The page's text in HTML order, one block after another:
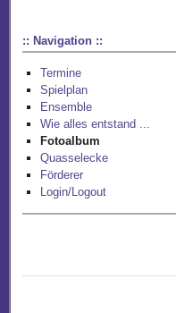
:: Navigation ::
Termine
Spielplan
Ensemble
Wie alles entstand ...
Fotoalbum
Quasselecke
Förderer
Login/Logout